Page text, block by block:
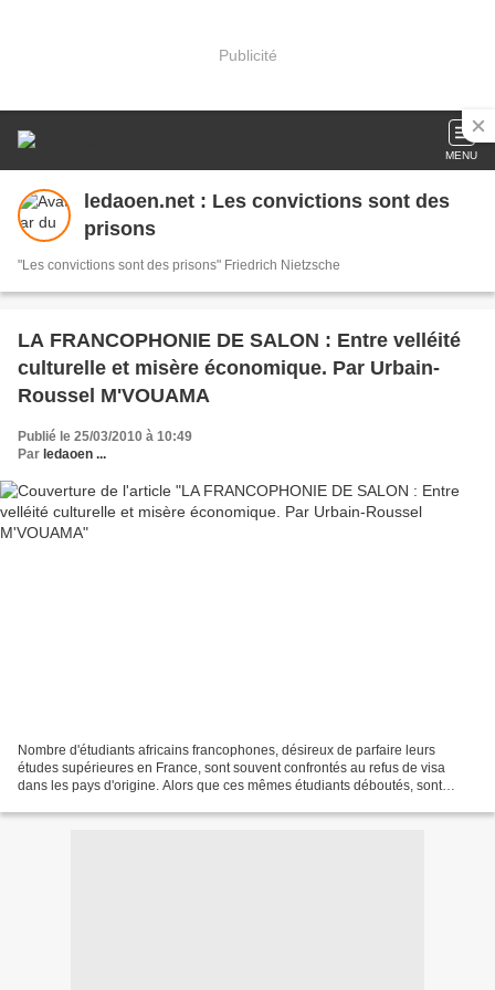
Publicité
MENU
ledaoen.net : Les convictions sont des
prisons
‎"Les convictions sont des prisons" Friedrich Nietzsche
LA FRANCOPHONIE DE SALON : Entre velléité
culturelle et misère économique. Par Urbain-
Roussel M'VOUAMA
Publié le 25/03/2010 à 10:49
Par ledaoen ...
Nombre d'étudiants africains francophones, désireux de parfaire leurs
études supérieures en France, sont souvent confrontés au refus de visa
dans les pays d'origine. Alors que ces mêmes étudiants déboutés, sont